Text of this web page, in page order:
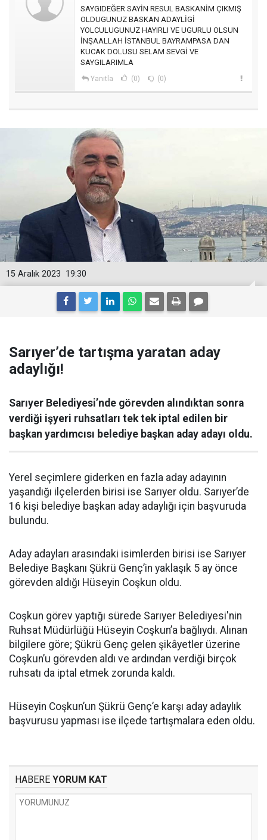
SAYGIDEĞER SAYİN RESUL BASKANİM ÇIKMIŞ
OLDUGUNUZ BASKAN ADAYLİGİ
YOLCULUGUNUZ HAYIRLI VE UGURLU OLSUN
İNŞAALLAH İSTANBUL BAYRAMPASA DAN
KUCAK DOLUSU SELAM SEVGİ VE
SAYGILARIMLA
Yanıtla (0) (0)
19:30
15 Aralık 2023
Sarıyer’de tartışma yaratan aday
adaylığı!
Sarıyer Belediyesi’nde görevden alındıktan sonra
verdiği işyeri ruhsatları tek tek iptal edilen bir
başkan yardımcısı belediye başkan aday adayı oldu.
Yerel seçimlere giderken en fazla aday adayının
yaşandığı ilçelerden birisi ise Sarıyer oldu. Sarıyer’de
16 kişi belediye başkan aday adaylığı için başvuruda
bulundu.
Aday adayları arasındaki isimlerden birisi ise Sarıyer
Belediye Başkanı Şükrü Genç’in yaklaşık 5 ay önce
görevden aldığı Hüseyin Coşkun oldu.
Coşkun görev yaptığı sürede Sarıyer Belediyesi'nin
Ruhsat Müdürlüğü Hüseyin Coşkun’a bağlıydı. Alınan
bilgilere göre; Şükrü Genç gelen şikâyetler üzerine
Coşkun’u görevden aldı ve ardından verdiği birçok
ruhsatı da iptal etmek zorunda kaldı.
Hüseyin Coşkun’un Şükrü Genç’e karşı aday adaylık
başvurusu yapması ise ilçede tartışmalara eden oldu.
HABERE YORUM KAT